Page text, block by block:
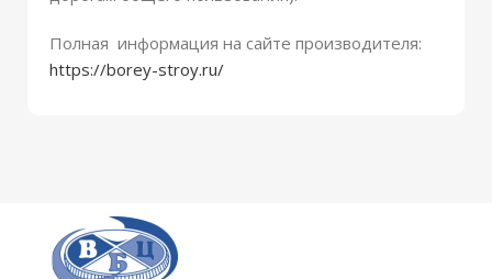
Полная информация на сайте производителя:
https://borey-stroy.ru/